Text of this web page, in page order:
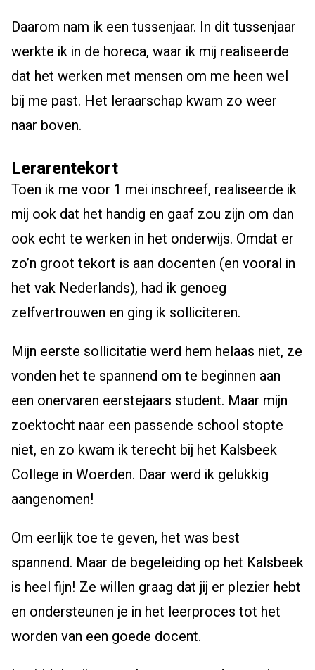
Daarom nam ik een tussenjaar. In dit tussenjaar
werkte ik in de horeca, waar ik mij realiseerde
dat het werken met mensen om me heen wel
bij me past. Het leraarschap kwam zo weer
naar boven.
Lerarentekort
Toen ik me voor 1 mei inschreef, realiseerde ik
mij ook dat het handig en gaaf zou zijn om dan
ook echt te werken in het onderwijs. Omdat er
zo’n groot tekort is aan docenten (en vooral in
het vak Nederlands), had ik genoeg
zelfvertrouwen en ging ik solliciteren.
Mijn eerste sollicitatie werd hem helaas niet, ze
vonden het te spannend om te beginnen aan
een onervaren eerstejaars student. Maar mijn
zoektocht naar een passende school stopte
niet, en zo kwam ik terecht bij het Kalsbeek
College in Woerden. Daar werd ik gelukkig
aangenomen!
Om eerlijk toe te geven, het was best
spannend. Maar de begeleiding op het Kalsbeek
is heel fijn! Ze willen graag dat jij er plezier hebt
en ondersteunen je in het leerproces tot het
worden van een goede docent.